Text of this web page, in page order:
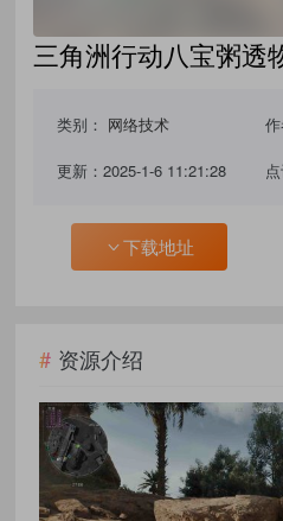
三角洲行动八宝粥透
类别： 网络技术
更新：2025-1-6 11:21:28
下载地址
资源介绍